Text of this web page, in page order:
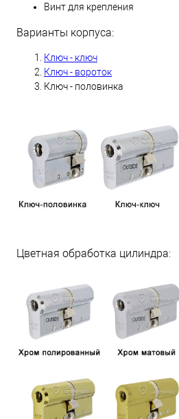
Винт для крепления
Варианты корпуса:
Ключ - ключ
Ключ - вороток
Ключ - половинка
Цветная обработка цилиндра: